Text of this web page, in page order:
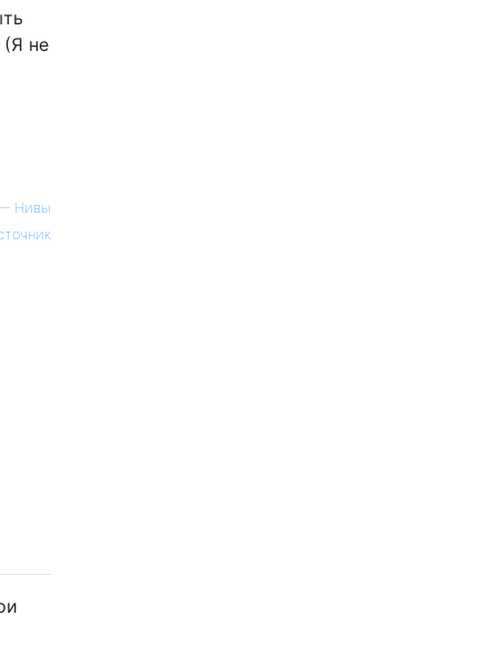
(Я не
Нивы